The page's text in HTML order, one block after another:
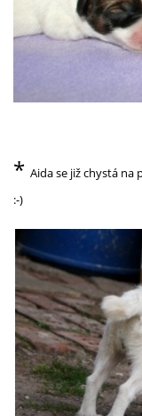
* Aida se již chystá na
:-)